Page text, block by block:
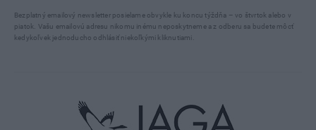
Bezplatný emailový newsletter posielame obvykle ku koncu týždňa – vo štvrtok alebo v
piatok. Vašu emailovú adresu nikomu inému neposkytneme a z odberu sa budete môcť
kedykoľvek jednoducho odhlásiť niekoľkými kliknutiami.